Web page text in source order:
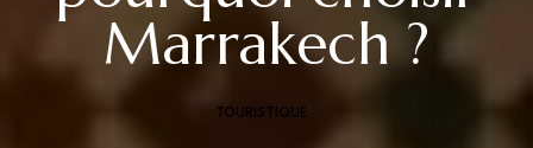
Marrakech ?
TOURISTIQUE